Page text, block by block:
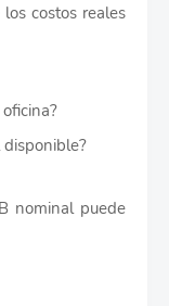
costos reales
disponible?
nominal puede